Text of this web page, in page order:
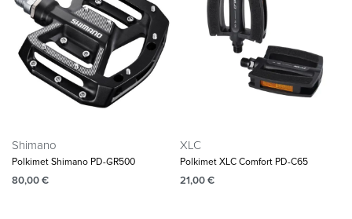
Shimano
Polkimet Shimano PD-GR500
80,00€
XLC
Polkimet XLC Comfort PD-C65
21,00€